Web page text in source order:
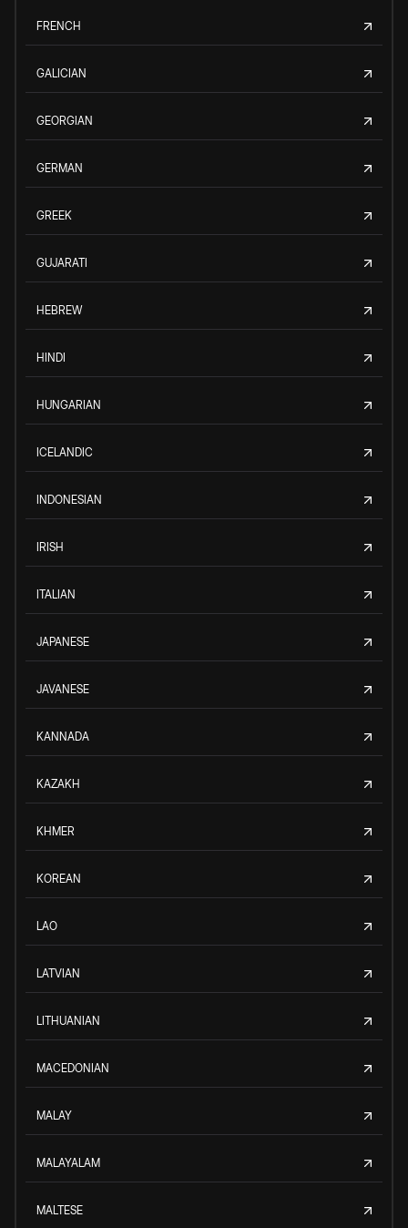
FRENCH
GALICIAN
GEORGIAN
GERMAN
GREEK
GUJARATI
HEBREW
HINDI
HUNGARIAN
ICELANDIC
INDONESIAN
IRISH
ITALIAN
JAPANESE
JAVANESE
KANNADA
KAZAKH
KHMER
KOREAN
LAO
LATVIAN
LITHUANIAN
MACEDONIAN
MALAY
MALAYALAM
MALTESE